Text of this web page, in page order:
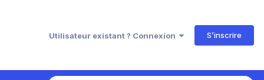
Utilisateur existant ? Connexion S’inscrire